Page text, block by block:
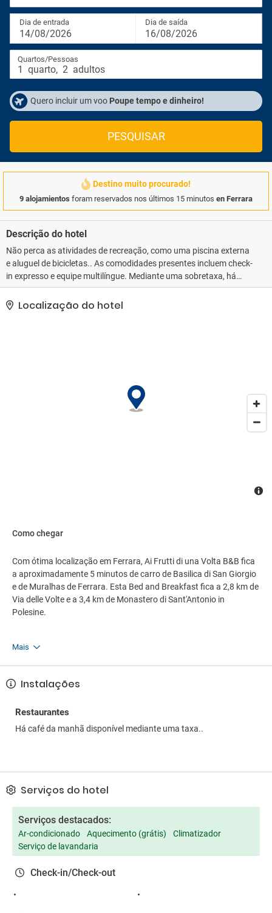
Dia de entrada
14/08/2026
Dia de saída
16/08/2026
Quartos/Pessoas
1 quarto, 2 adultos
Quero incluir um voo Poupe tempo e dinheiro!
PESQUISAR
Destino muito procurado!
9 alojamientos foram reservados nos últimos 15 minutos en Ferrara
Descrição do hotel
Não perca as atividades de recreação, como uma piscina externa
e aluguel de bicicletas.. As comodidades presentes incluem check-
in expresso e equipe multilíngue. Mediante uma sobretaxa, há
serviço de traslado de/para o aeroporto (disponível 24 horas) e
estacionamento grátis sem manobrista no local..
Localização do hotel
Como chegar
Com ótima localização em Ferrara, Ai Frutti di una Volta B&B fica
a aproximadamente 5 minutos de carro de Basilica di San Giorgio
e de Muralhas de Ferrara. Esta Bed and Breakfast fica a 2,8 km de
Via delle Volte e a 3,4 km de Monastero di Sant'Antonio in
Polesine.
Mais
Instalações
Restaurantes
Há café da manhã disponível mediante uma taxa..
Serviços do hotel
Serviços destacados:
Ar-condicionado Aquecimento (grátis)
Climatizador
Serviço de lavandaria
Check-in/Check-out